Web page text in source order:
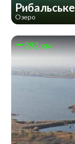
Рибальське
Озеро
292 км